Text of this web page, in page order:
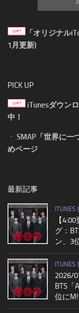
「オリジナル
1月更新)
PICK UP
iTunesダウン
中！
・ SMAP「世界に一
めページ
最新記事
【
グ：
ン、3
2026/
BTS「
位に